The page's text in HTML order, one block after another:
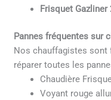
Frisquet Gazliner
Pannes fréquentes sur
Nos chauffagistes sont
réparer toutes les
Chaudière
Voyant rouge